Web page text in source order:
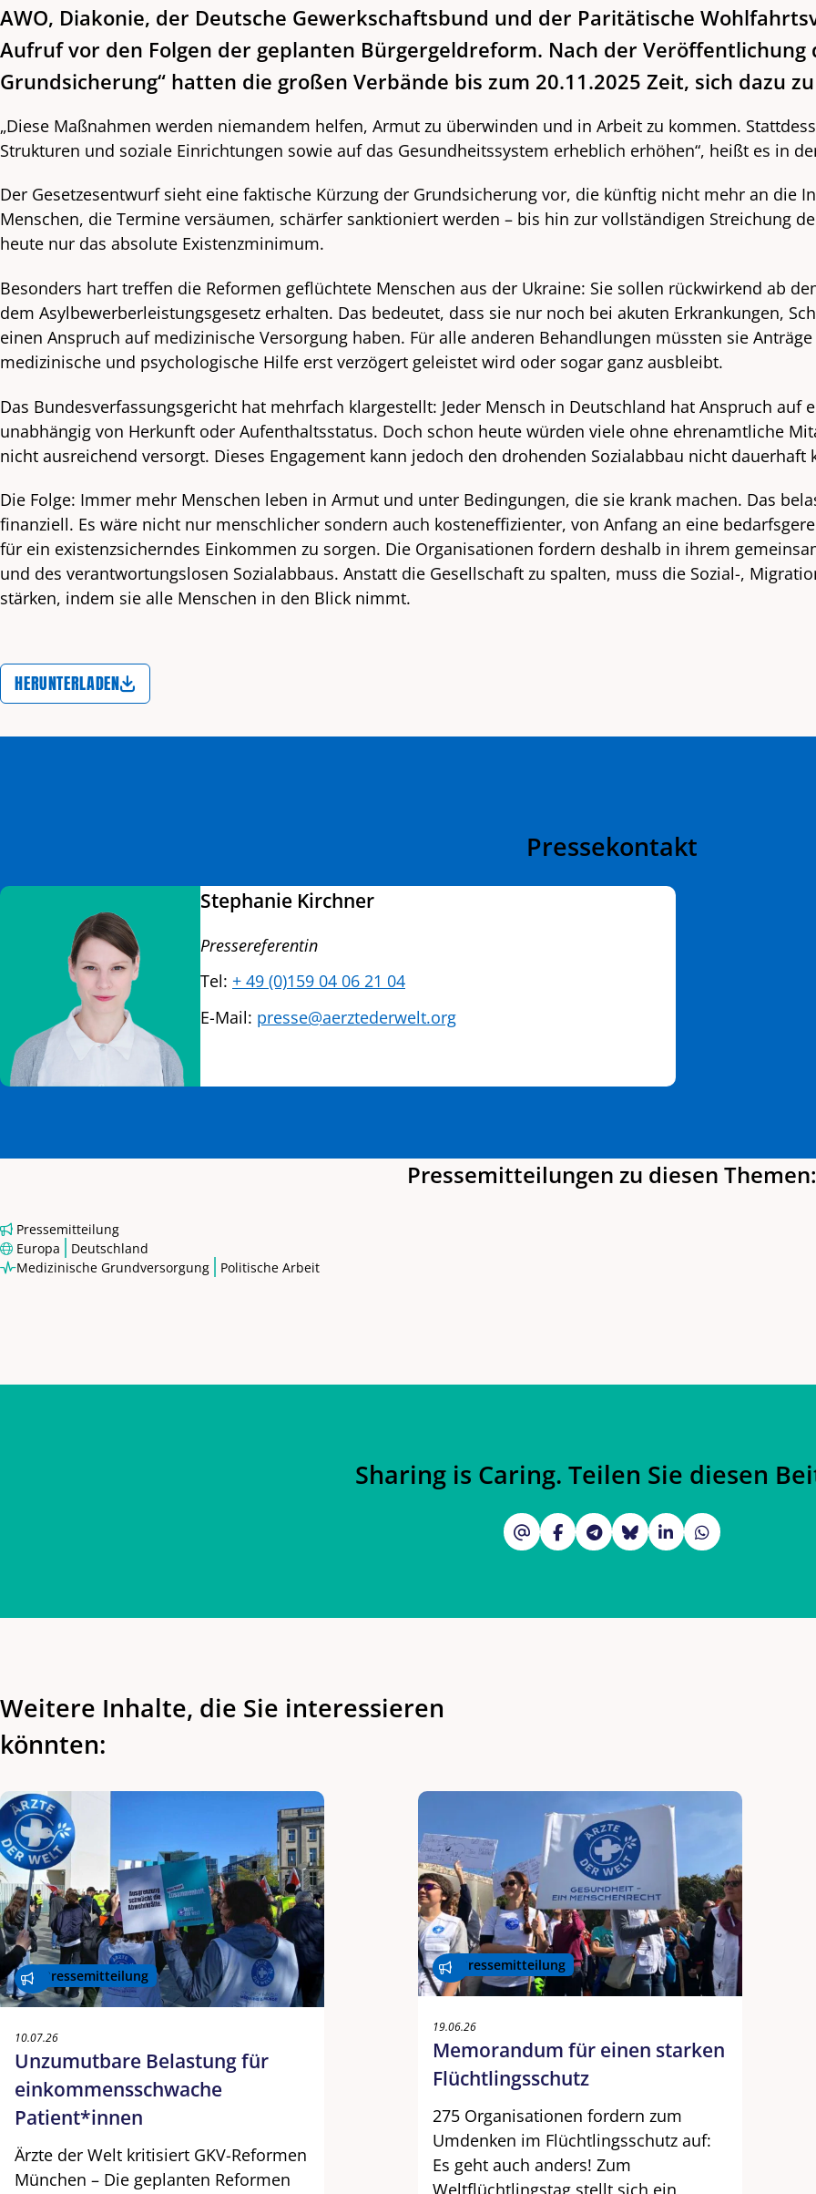
AWO, Diakonie, der Deutsche Gewerkschaftsbund und der Paritätische
Aufruf vor den Folgen der geplanten Bürgergeldreform. Nach der Veröffentlichung
Grundsicherung“ hatten die großen Verbände bis zum 20.11.2025 Zeit, sich dazu
„Diese Maßnahmen werden niemandem helfen, Armut zu überwinden und in Arbeit zu kommen.
Strukturen und soziale Einrichtungen sowie auf das Gesundheitssystem erheblich erhöhen“, heißt es in
Der Gesetzesentwurf sieht eine faktische Kürzung der Grundsicherung vor, die künftig nicht mehr an die
Menschen, die Termine versäumen, schärfer sanktioniert werden – bis hin zur vollständigen Streichung
heute nur das absolute Existenzminimum.
Besonders hart treffen die Reformen geflüchtete Menschen aus der Ukraine: Sie sollen rückwirkend ab
dem Asylbewerberleistungsgesetz erhalten. Das bedeutet, dass sie nur noch bei akuten Erkrankungen,
einen Anspruch auf medizinische Versorgung haben. Für alle anderen Behandlungen müssten sie
medizinische und psychologische Hilfe erst verzögert geleistet wird oder sogar ganz ausbleibt.
Das Bundesverfassungsgericht hat mehrfach klargestellt: Jeder Mensch in Deutschland hat Anspruch auf
unabhängig von Herkunft oder Aufenthaltsstatus. Doch schon heute würden viele ohne ehrenamtliche
nicht ausreichend versorgt. Dieses Engagement kann jedoch den drohenden Sozialabbau nicht dauerhaft
Die Folge: Immer mehr Menschen leben in Armut und unter Bedingungen, die sie krank machen. Das
finanziell. Es wäre nicht nur menschlicher sondern auch kosteneffizienter, von Anfang an eine
für ein existenzsicherndes Einkommen zu sorgen. Die Organisationen fordern deshalb in ihrem
und des verantwortungslosen Sozialabbaus. Anstatt die Gesellschaft zu spalten, muss die Sozial-,
stärken, indem sie alle Menschen in den Blick nimmt.
HERUNTERLADEN
Pressekontakt
Stephanie Kirchner
Pressereferentin
Tel: + 49 (0)159 04 06 21 04
E-Mail: presse@aerztederwelt.org
Pressemitteilungen zu diesen Themen:
Pressemitteilung
Europa | Deutschland
Medizinische Grundversorgung | Politische Arbeit
Sharing is Caring. Teilen Sie diesen
Weitere Inhalte, die Sie interessieren
könnten:
Pressemitteilung
10.07.26
Unzumutbare Belastung für
einkommensschwache
Patient*innen
Ärzte der Welt kritisiert GKV-Reformen
München – Die geplanten Reformen
Pressemitteilung
19.06.26
Memorandum für einen starken
Flüchtlingsschutz
275 Organisationen fordern zum
Umdenken im Flüchtlingsschutz auf:
Es geht auch anders! Zum
Weltflüchtlingstag stellt sich ein